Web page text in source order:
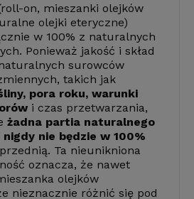
on, mieszanki olejków
olejki eteryczne)
w 100% z naturalnych
Ponieważ jakość i skład
surowców
takich jak
pora roku, warunki
i czas przetwarzania,
żadna partia naturalnego
nie będzie w 100%
Ta nieunikniona
oznacza, że nawet
olejków
nieznacznie różnić się pod